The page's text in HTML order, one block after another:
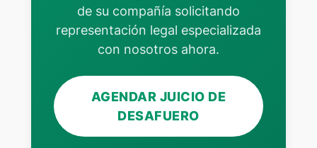
de su compañía solicitando
representación legal especializada
con nosotros ahora.
AGENDAR JUICIO DE
DESAFUERO